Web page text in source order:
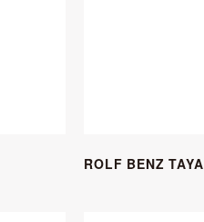
ROLF BENZ TAYA